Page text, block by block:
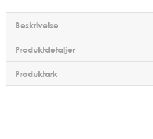
Beskrivelse
Produktdetaljer
Produktark